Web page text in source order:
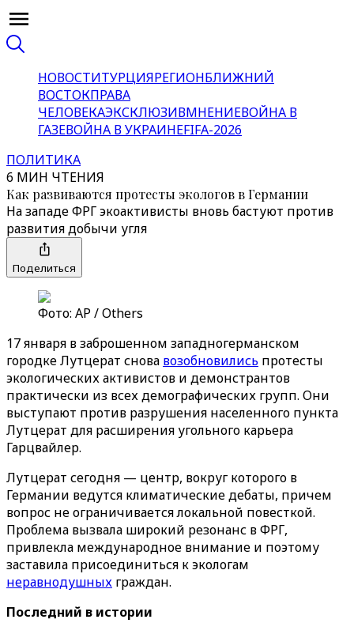
НОВОСТИТУРЦИЯРЕГИОНБЛИЖНИЙ
ВОСТОКПРАВА
ЧЕЛОВЕКАЭКСКЛЮЗИВМНЕНИЕВОЙНА В
ГАЗЕВОЙНА В УКРАИНЕFIFA-2026
ПОЛИТИКА
6 МИН ЧТЕНИЯ
Как развиваются протесты экологов в Германии
На западе ФРГ экоактивисты вновь бастуют против
развития добычи угля
Поделиться
Фото: AP / Others
17 января в заброшенном западногерманском
городке Лутцерат снова возобновились протесты
экологических активистов и демонстрантов
практически из всех демографических групп. Они
выступают против разрушения населенного пункта
Лутцерат для расширения угольного карьера
Гарцвайлер.
Лутцерат сегодня — центр, вокруг которого в
Германии ведутся климатические дебаты, причем
вопрос не ограничивается локальной повесткой.
Проблема вызвала широкий резонанс в ФРГ,
привлекла международное внимание и поэтому
заставила присоединиться к экологам
неравнодушных граждан.
Последний в истории